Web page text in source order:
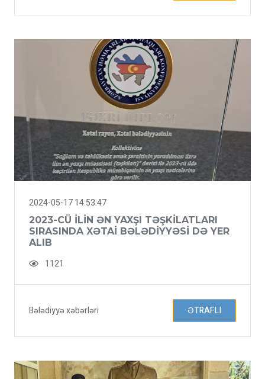
2024-05-17 14:53:47
2023-CÜ ILIN ƏN YAXŞI TƏŞKILATLARI
SIRASINDA XƏTAI BƏLƏDIYYƏSI DƏ YER
ALIB
1121
Bələdiyyə xəbərləri ƏTRAFLI